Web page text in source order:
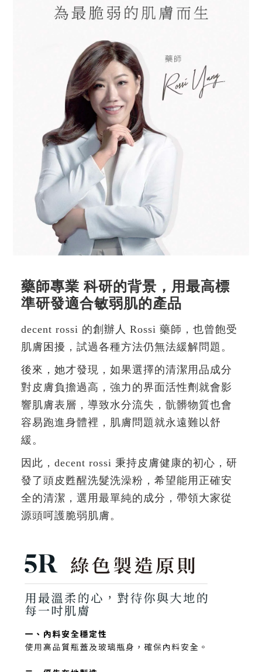
藥師專業 科研的背景，用最高標
準研發適合敏弱肌的產品
decent rossi 的創辦人 Rossi 藥師，也曾飽受
肌膚困擾，試過各種方法仍無法緩解問題。
後來，她才發現，如果選擇的清潔用品成分
對皮膚負擔過高，強力的界面活性劑就會影
響肌膚表層，導致水分流失，骯髒物質也會
容易跑進身體裡，肌膚問題就永遠難以舒
緩。
因此，decent rossi 秉持皮膚健康的初心，研
發了頭皮甦醒洗髮洗澡粉，希望能用正確安
全的清潔，選用最單純的成分，帶領大家從
源頭呵護脆弱肌膚。